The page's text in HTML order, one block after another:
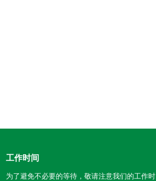
工作时间
为了避免不必要的等待，敬请注意我们的工作时